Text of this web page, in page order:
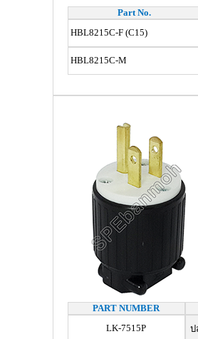
Part No.
HBL8215C-F (C15)
HBL8215C-M
PART NUMBER
LK-7515P
ป